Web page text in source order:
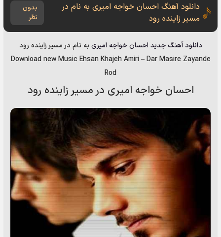
دانلود آهنگ احسان خواجه امیری به نام در
مسیر زاینده رود
بدون
نظر
دانلود آهنگ جدید احسان خواجه امیری به نام در مسیر زاینده رود
Download new Music Ehsan Khajeh Amiri–Dar Masire Zayande
Rod
احسان خواجه امیری در مسیر زاینده رود